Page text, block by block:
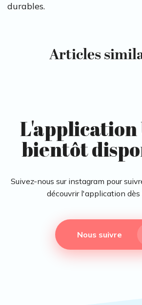
durables.
Articles
bientôt
Suivez-nous sur instagram pour
découvrir l'application dès
Nous suivre